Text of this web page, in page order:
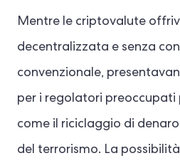
Mentre le criptovalute
decentralizzata e senza
convenzionale,
per i regolatori
come il riciclaggio di
del terrorismo. La